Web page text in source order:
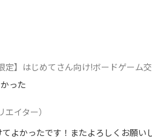
定】はじめてさん向け!ボードゲーム
った
エイター）
よかったです！またよろしくお願